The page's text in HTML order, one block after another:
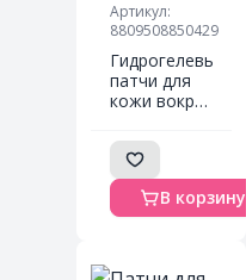
Артикул:
8809508850429
Гидрогелевые
патчи для
кожи вокруг
экстрактом
агавы Agave
Cooling
Hydrogel Eye
Patch 60шт
В корзину